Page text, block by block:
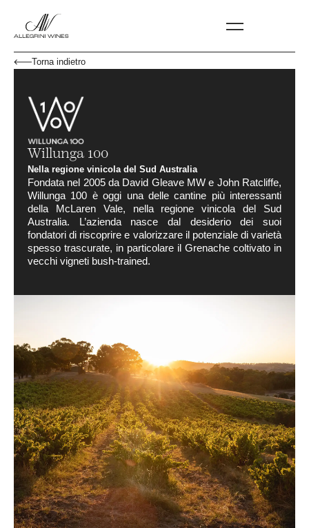
Torna indietro
Willunga 100
Nella regione vinicola del Sud Australia
Fondata nel 2005 da David Gleave MW e John Ratcliffe,
Willunga 100 è oggi una delle cantine più interessanti
della McLaren Vale, nella regione vinicola del Sud
Australia. L’azienda nasce dal desiderio dei suoi
fondatori di riscoprire e valorizzare il potenziale di varietà
spesso trascurate, in particolare il Grenache coltivato in
vecchi vigneti bush-trained.